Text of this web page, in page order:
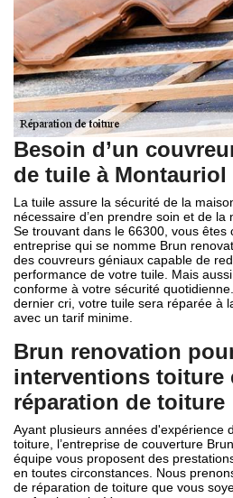
Besoin d’un
de tuile à Montauriol
La tuile assure la sécurité de la
nécessaire d’en prendre soin et de
Se trouvant dans le 66300, vous êtes
entreprise qui se nomme Brun
des couvreurs géniaux capable de
performance de votre tuile. Mais
conforme à votre sécurité
dernier cri, votre tuile sera réparée à
avec un tarif minime.
Brun renovation
interventions toiture
réparation de toiture
Ayant plusieurs années d'expérience
toiture, l’entreprise de couverture
équipe vous proposent des
en toutes circonstances. Nous
de réparation de toiture que vous